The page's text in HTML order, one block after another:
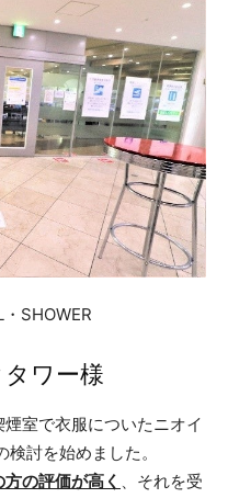
SHOWER
ワー様
室で衣服についたニオイ
討を始めました。
の評価が高く 、それを受